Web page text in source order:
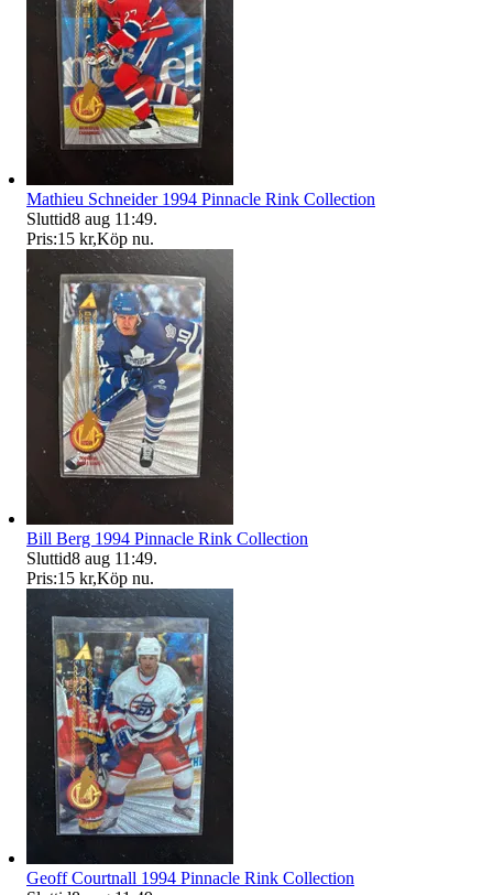
Mathieu Schneider 1994 Pinnacle Rink Collection
Sluttid8 aug 11:49.
Pris:15 kr,Köp nu.
Bill Berg 1994 Pinnacle Rink Collection
Sluttid8 aug 11:49.
Pris:15 kr,Köp nu.
Geoff Courtnall 1994 Pinnacle Rink Collection